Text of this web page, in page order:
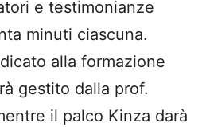
e testimonianze
minuti ciascuna.
alla formazione
gestito dalla prof.
il palco Kinza darà